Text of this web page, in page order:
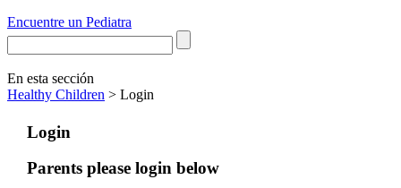
Encuentre un Pediatra
En esta sección
Healthy Children > Login
Login
Parents please login below